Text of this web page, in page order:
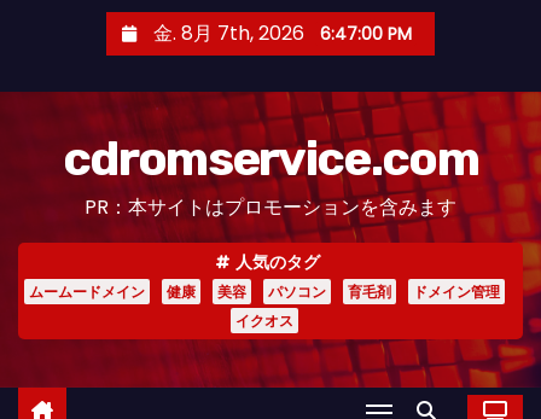
金. 8月 7th, 2026 6:47:02 PM
cdromservice.com
PR：本サイトはプロモーションを含みます
人気のタグ
ムームードメイン 健康 美容 パソコン 育毛剤
ドメイン管理
イクオス